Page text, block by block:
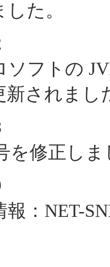
た。
ソフトの
新されまし
を修正しま
報：NET-